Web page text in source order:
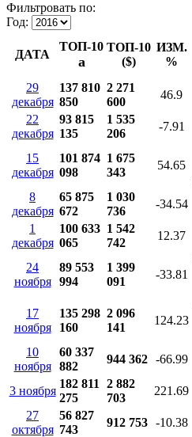
Фильтровать по:
Год:
ДАТА
ТОП-10
a
ТОП-10
($)
ИЗМ.
%
29
декабря
137 810
850
2 271
600
46.9
22
декабря
93 815
135
1 535
206
-7.91
15
декабря
101 874
098
1 675
343
54.65
8
декабря
65 875
672
1 030
736
-34.54
1
декабря
100 633
065
1 542
742
12.37
24
ноября
89 553
994
1 399
091
-33.81
17
ноября
135 298
160
2 096
141
124.23
10
ноября
60 337
882
944 362 -66.99
3 ноября
182 811
275
2 882
703
221.69
27
октября
56 827
743
912 753 -10.38